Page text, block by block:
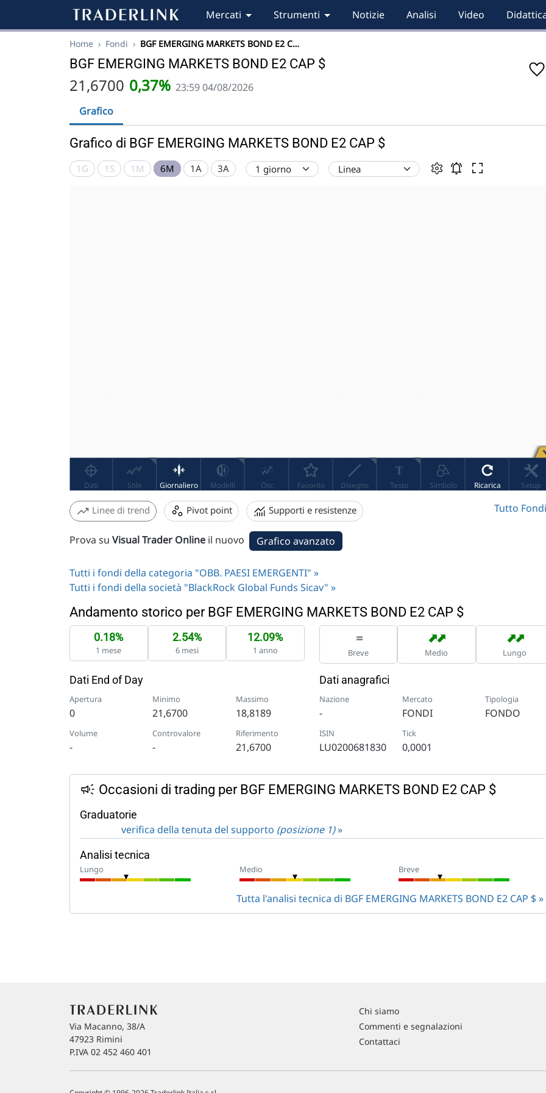
Mercati Strumenti Notizie Analisi Video
Home › Fondi › BGF EMERGING MARKETS BOND E2 C…
BGF EMERGING MARKETS BOND E2 CAP $
21,6700 0,37% 23:59 04/08/2026
Grafico
Grafico di BGF EMERGING MARKETS BOND E2 CAP $
1G 1S 1M 6M 1A 3A
Linee di trend Pivot point Supporti e resistenze Tutto
Prova su Visual Trader Online il nuovo Grafico avanzato
Tutti i fondi della categoria "OBB. PAESI EMERGENTI" »
Tutti i fondi della società "BlackRock Global Funds Sicav" »
Andamento storico per BGF EMERGING MARKETS BOND E2 CAP $
0.18%
1 mese
2.54%
6 mesi
12.09%
1 anno
=
Breve
➡
➡
Medio
➡
➡
Lungo
Dati End of Day
Apertura
0
Minimo
21,6700
Massimo
18,8189
Volume
-
Controvalore
-
Riferimento
21,6700
Dati anagrafici
Nazione
-
Mercato
FONDI
Tipologia
FONDO
ISIN
LU0200681830
Tick
0,0001
Occasioni di trading per BGF EMERGING MARKETS BOND E2 CAP $
Graduatorie
verifica della tenuta del supporto (posizione 1)»
Analisi tecnica
Lungo Medio Breve
Tutta l'analisi tecnica di BGF EMERGING MARKETS BOND E2 CAP $
Via Macanno, 38/A
47923 Rimini
P.IVA 02 452 460 401
Chi siamo
Commenti e segnalazioni
Contattaci